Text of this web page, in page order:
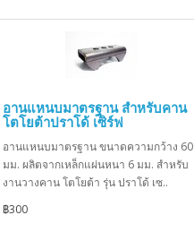
อานแหนบมาตรฐาน สำหรับคาน
โตโยต้าปราโด้ เซิร์ฟ
อานแหนบมาตรฐาน ขนาดความกว้าง 60
มม. ผลิตจากเหล็กแผ่นหนา 6 มม. สำหรับ
งานวางคาน โตโยต้า รุ่น ปราโด้ เซ..
฿300